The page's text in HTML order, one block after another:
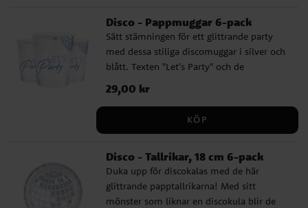
Disco - Pappmuggar 6-pack
Sätt stämningen för ett glittrande party
med dessa stiliga discomuggar i silver och
blått. Texten "Let's Party" och de
glänsande detaljerna gör dem perfekta för
dans, skratt och kalas i discotakt.
Muggarna rymmer 220 ml och är lagom
stora för både barn och vuxna, vilket gör
festbord.
Pris:29,00 kr
29,00 kr
KÖP
Disco - Tallrikar, 18 cm 6-pack
Duka upp för discokalas med de här
glittrande papptallrikarna! Med sitt
mönster som liknar en discokula blir de